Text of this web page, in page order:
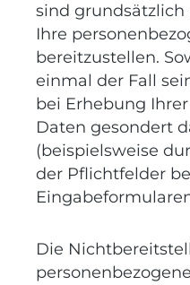
sind
Ihre
bereitzustellen.
einmal der Fall
bei Erhebung
Daten gesondert
(beispielsweise
der Pflichtfelder
Die